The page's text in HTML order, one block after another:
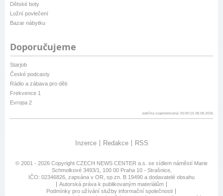
Dětské boty
Ložní povlečení
Bazar nábytku
Doporučujeme
Starjob
České podcasty
Rádio a zábava pro děti
Frekvence 1
Evropa 2
patička vygenerovaná: 00:40:15 08.08.2026
Inzerce Redakce RSS
© 2001 - 2026 Copyright CZECH NEWS CENTER a.s. se sídlem náměstí Marie
Schmolkové 3493/1, 100 00 Praha 10 - Strašnice,
IČO: 02346826, zapsána v OR, sp.zn. B 19490 a dodavatelé obsahu
Autorská práva k publikovaným materiálům
Podmínky pro užívání služby informační společnosti